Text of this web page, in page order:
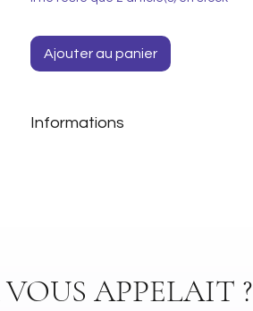
Ajouter au panier
Informations
APPELAIT ?